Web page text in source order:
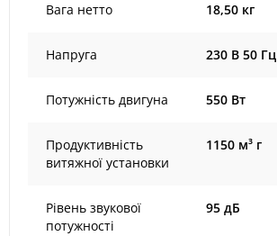
Вага нетто 18,50 кг
Напруга 230 В 50 Гц
Потужність двигуна 550 Вт
Продуктивність
витяжної установки
1150 м³ г
Рівень звукової
потужності
95 дБ